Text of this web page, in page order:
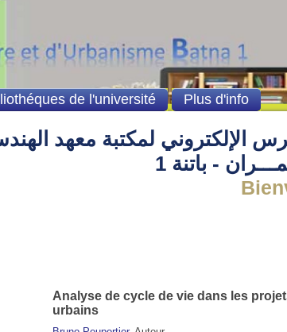
الإلكتروني لمكتبة معهد
- باتنة 1
Analyse de cycle de vie dans les
urbains
de l'université Plus d'info